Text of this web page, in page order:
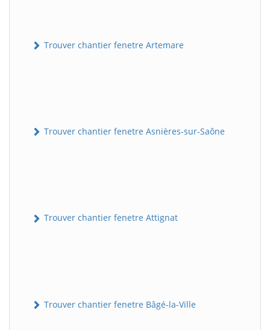
Trouver chantier fenetre Artemare
Trouver chantier fenetre Asnières-sur-Saône
Trouver chantier fenetre Attignat
Trouver chantier fenetre Bâgé-la-Ville